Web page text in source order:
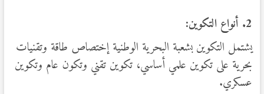
2. أنواع التكوين:
يشتمل التكوين بشعبة البحرية الوطنية إختصاص طاقة وتقنيات
بحرية على تكوين علمي أساسي، تكوين تقني وتكون عام وتكوين
عسكري.